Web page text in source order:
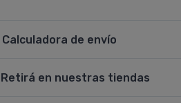
Calculadora de envío
Retirá en nuestras tiendas